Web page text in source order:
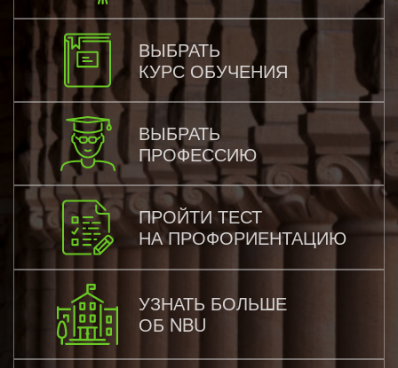
ВЫБРАТЬ
КУРС ОБУЧЕНИЯ
ВЫБРАТЬ
ПРОФЕССИЮ
ПРОЙТИ ТЕСТ
НА ПРОФОРИЕНТАЦИЮ
УЗНАТЬ БОЛЬШЕ
ОБ NBU